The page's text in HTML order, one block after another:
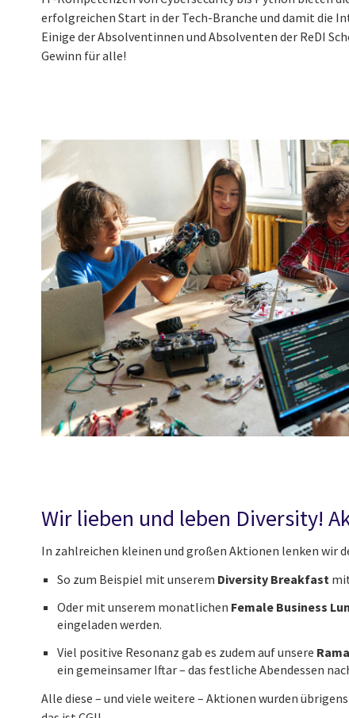
erfolgreichen Start in der Tech-Branche und damit die
Einige der Absolventinnen und Absolventen der ReDI
Gewinn für alle!
Wir lieben und leben Diversity!
In zahlreichen kleinen und großen Aktionen lenken wir
So zum Beispiel mit unserem Diversity Breakfast
Oder mit unserem monatlichen Female Business
eingeladen werden.
Viel positive Resonanz gab es zudem auf unsere
ein gemeinsamer Iftar – das festliche Abendessen
Alle diese – und viele weitere – Aktionen wurden